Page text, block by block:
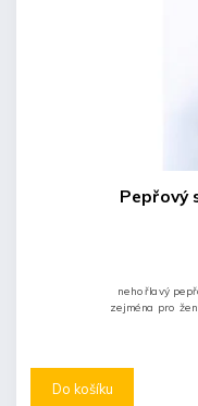
Pepřový
Do košíku
nehořlavý
zejména pro